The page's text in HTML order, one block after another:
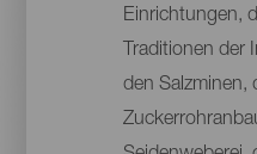
Einrichtungen,
Traditionen der
den Salzminen,